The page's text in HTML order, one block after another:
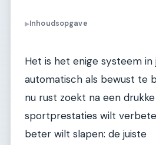
▶Inhoudsopgave
Het is het enige systeem in
automatisch als bewust te
nu rust zoekt na een
sportprestaties wilt
beter wilt slapen: de juiste